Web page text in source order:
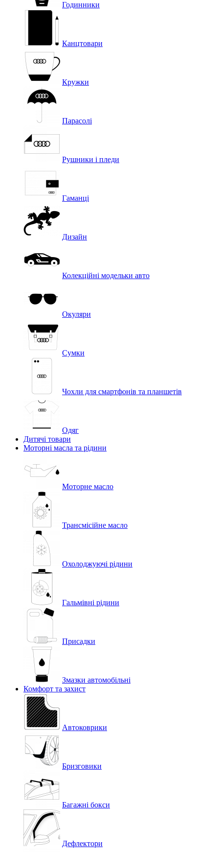
Годинники
Канцтовари
Кружки
Парасолі
Рушники і пледи
Гаманці
Дизайн
Колекційні модельки авто
Окуляри
Сумки
Чохли для смартфонів та планшетів
Одяг
Дитячі товари
Моторні масла та рідини
Моторне масло
Трансмісійне масло
Охолоджуючі рідини
Гальмівні рідини
Присадки
Змазки автомобільні
Комфорт та захист
Автоковрики
Бризговики
Багажні бокси
Дефлектори